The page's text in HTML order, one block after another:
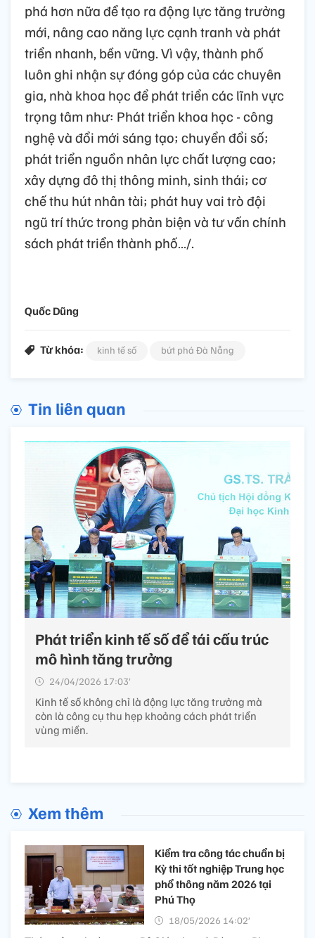
phá hơn nữa để tạo ra động lực tăng trưởng
mới, nâng cao năng lực cạnh tranh và phát
triển nhanh, bền vững. Vì vậy, thành phố
luôn ghi nhận sự đóng góp của các chuyên
gia, nhà khoa học để phát triển các lĩnh vực
trọng tâm như: Phát triển khoa học - công
nghệ và đổi mới sáng tạo; chuyển đổi số;
phát triển nguồn nhân lực chất lượng cao;
xây dựng đô thị thông minh, sinh thái; cơ
chế thu hút nhân tài; phát huy vai trò đội
ngũ trí thức trong phản biện và tư vấn chính
sách phát triển thành phố…/.
Quốc Dũng
Từ khóa: kinh tế số bứt phá Đà Nẵng
Tin liên quan
Phát triển kinh tế số để tái cấu trúc
mô hình tăng trưởng
24/04/2026 17:03’
Kinh tế số không chỉ là động lực tăng trưởng mà
còn là công cụ thu hẹp khoảng cách phát triển
vùng miền.
Xem thêm
Kiểm tra công tác chuẩn bị
Kỳ thi tốt nghiệp Trung học
phổ thông năm 2026 tại
Phú Thọ
18/05/2026 14:02’